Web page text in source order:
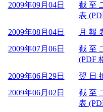
2009年09月04日
截 至
表
2009年08月04日
月 報
2009年07月06日
截 至
(PDF
2009年06月29日
翌 日
2009年06月02日
截 至
表